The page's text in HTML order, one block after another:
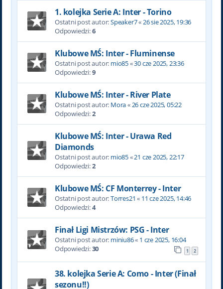
1. kolejka Serie A: Inter - Torino
Ostatni post autor:Speaker7«26 sie 2025, 19:36
Odpowiedzi:6
Klubowe MŚ: Inter - Fluminense
Ostatni post autor: mio85«30 cze 2025, 23:36
Odpowiedzi:9
Klubowe MŚ: Inter - River Plate
Ostatni post autor: Mora«26 cze 2025, 05:22
Odpowiedzi:2
Klubowe MŚ: Inter - Urawa Red
Diamonds
Ostatni post autor: mio85«21 cze 2025, 22:17
Odpowiedzi:2
Klubowe MŚ: CF Monterrey - Inter
Ostatni post autor:Torres21 « 11 cze 2025, 14:46
Odpowiedzi:4
Finał Ligi Mistrzów: PSG - Inter
Ostatni post autor: miniu86« 1 cze 2025, 16:04
Odpowiedzi:30 1 2
38. kolejka Serie A: Como - Inter (Finał
sezonu!!)